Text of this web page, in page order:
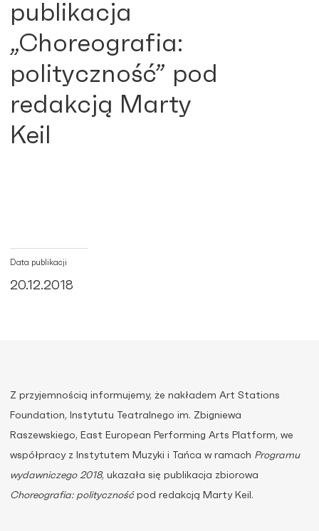
publikacja
„Choreografia:
polityczność” pod
redakcją Marty
Keil
Data publikacji
20.12.2018
Z przyjemnością informujemy, że nakładem Art Stations
Foundation, Instytutu Teatralnego im. Zbigniewa
Raszewskiego, East European Performing Arts Platform, we
współpracy z Instytutem Muzyki i Tańca w ramach Programu
wydawniczego 2018, ukazała się publikacja zbiorowa
Choreografia: politycznośćpod redakcją Marty Keil.